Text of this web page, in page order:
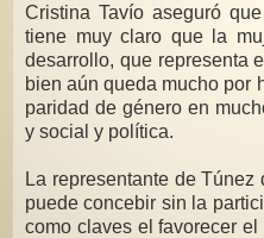
Cristina Tavío aseguró
tiene muy claro que la
desarrollo, que representa
bien aún queda mucho por
paridad de género en
y social y política.
La representante de
puede concebir sin la
como claves el favorecer